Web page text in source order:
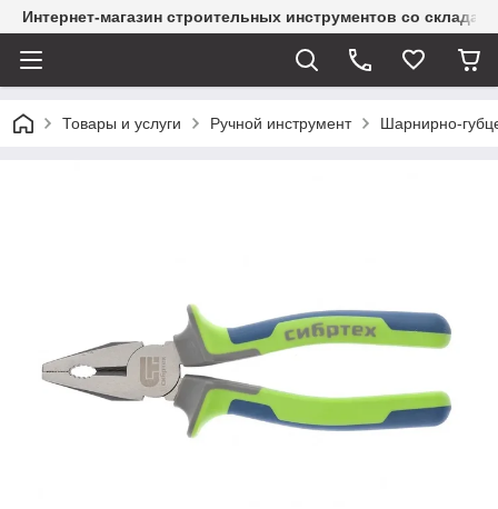
Интернет-магазин строительных инструментов со склада
Товары и услуги Ручной инструмент Шарнирно-